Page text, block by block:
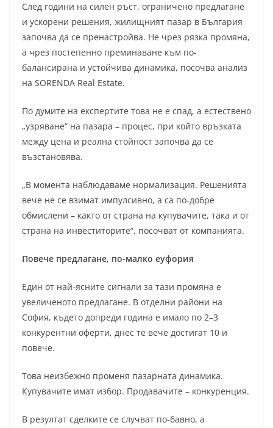
След години на силен ръст, ограничено предлагане
и ускорени решения, жилищният пазар в България
започва да се пренастройва. Не чрез рязка промяна,
а чрез постепенно преминаване към по-
балансирана и устойчива динамика, посочва анализ
на SORENDA Real Estate.
По думите на експертите това не е спад, а естествено
„узряване“ на пазара – процес, при който връзката
между цена и реална стойност започва да се
възстановява.
„В момента наблюдаваме нормализация. Решенията
вече не се взимат импулсивно, а са по-добре
обмислени – както от страна на купувачите, така и от
страна на инвеститорите“, посочват от компанията.
Повече предлагане, по-малко еуфория
Един от най-ясните сигнали за тази промяна е
увеличеното предлагане. В отделни райони на
София, където допреди година е имало по 2–3
конкурентни оферти, днес те вече достигат 10 и
повече.
Това неизбежно променя пазарната динамика.
Купувачите имат избор. Продавачите – конкуренция.
В резултат сделките се случват по-бавно, а